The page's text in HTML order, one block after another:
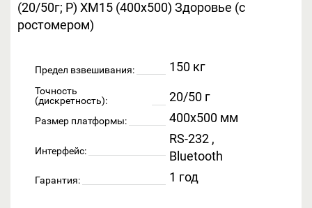
Предел взвешивания: 150 кг
Точность
(дискретность):
20/50 г
Размер платформы: 400x500 мм
Интерфейс:
RS-232 ,
Bluetooth
Гарантия: 1 год